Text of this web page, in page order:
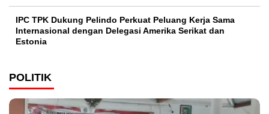
IPC TPK Dukung Pelindo Perkuat Peluang Kerja Sama
Internasional dengan Delegasi Amerika Serikat dan
Estonia
POLITIK